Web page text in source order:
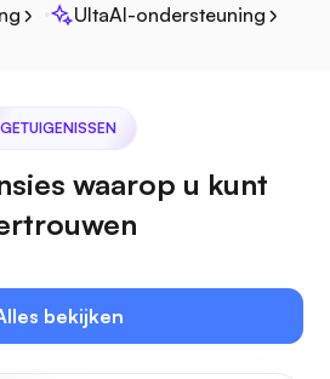
UltaAI-ondersteuning
GETUIGENISSEN
waarop u kunt
bekijken